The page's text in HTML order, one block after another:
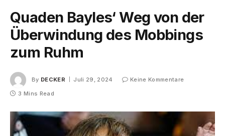
Quaden Bayles‘ Weg von der
Überwindung des Mobbings
zum Ruhm
By DECKER Juli 29, 2024
Keine Kommentare
3 Mins Read